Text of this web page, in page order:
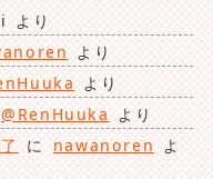
より
より
より
@RenHuuka
より
に nawanoren
よ